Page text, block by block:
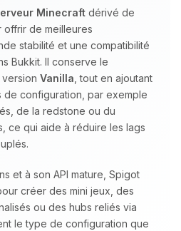
Minecraft dérivé de
offrir de meilleures
stabilité et une compatibilité
Bukkit. Il conserve le
Vanilla , tout en ajoutant
de configuration, par exemple
de la redstone ou du
ce qui aide à réduire les lags
et à son API mature, Spigot
créer des mini jeux, des
ou des hubs reliés via
le type de configuration que
pour me
Choupy, ton petit
Dis-moi ce dont
et je vais remuer mes
pour t’aider.